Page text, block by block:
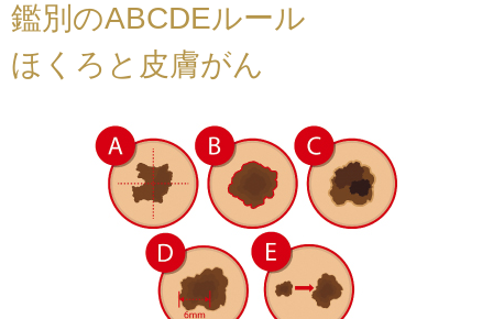
鑑別のABCDEルール
ほくろと皮膚がん